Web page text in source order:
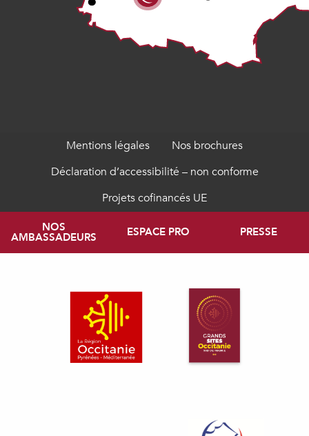
Mentions légales
Nos brochures
Déclaration d’accessibilité – non conforme
Projets cofinancés UE
NOS
AMBASSADEURS ESPACE PRO PRESSE